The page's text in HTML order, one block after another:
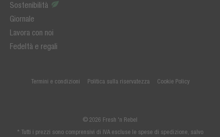
Sostenibilità
Giornale
Lavora con noi
Fedeltà e regali
Termini e condizioni Politica sulla riservatezza Cookie Policy
© 2026 Fresh 'n Rebel
* Tutti i prezzi sono comprensivi di IVA escluse le spese di spedizione, salvo